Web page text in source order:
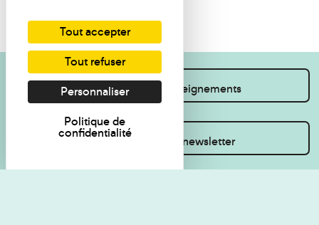
Je souhaite des renseignements
Inscrivez-vous à la newsletter
Tout accepter
Tout refuser
Personnaliser
Politique de
confidentialité